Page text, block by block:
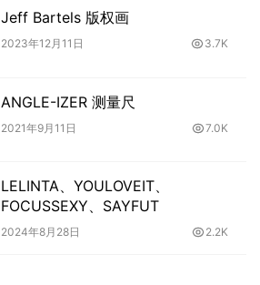
Jeff Bartels 版权画
2023年12月11日 3.7K
ANGLE-IZER 测量尺
2021年9月11日 7.0K
LELINTA、YOULOVEIT、
FOCUSSEXY、SAYFUT
2024年8月28日 2.2K